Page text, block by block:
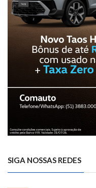
SIGA NOSSAS REDES